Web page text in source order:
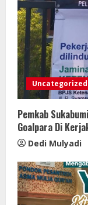
Uncategorized
Pemkab
Goalpara Di
Dedi Mulyadi